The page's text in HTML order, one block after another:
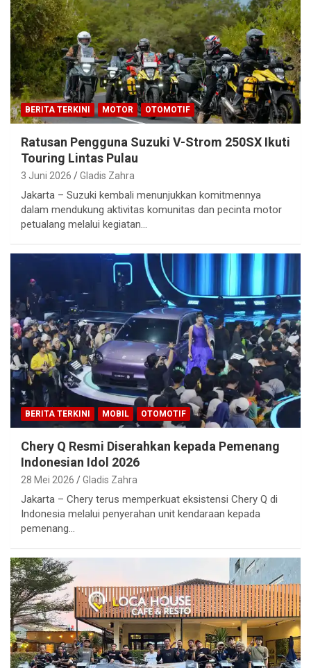
BERITA TERKINI MOTOR OTOMOTIF
Ratusan Pengguna Suzuki V-Strom 250SX Ikuti
Touring Lintas Pulau
3 Juni 2026 Gladis Zahra
Jakarta – Suzuki kembali menunjukkan komitmennya
dalam mendukung aktivitas komunitas dan pecinta motor
petualang melalui kegiatan…
BERITA TERKINI MOBIL OTOMOTIF
Chery Q Resmi Diserahkan kepada Pemenang
Indonesian Idol 2026
28 Mei 2026 Gladis Zahra
Jakarta – Chery terus memperkuat eksistensi Chery Q di
Indonesia melalui penyerahan unit kendaraan kepada
pemenang…